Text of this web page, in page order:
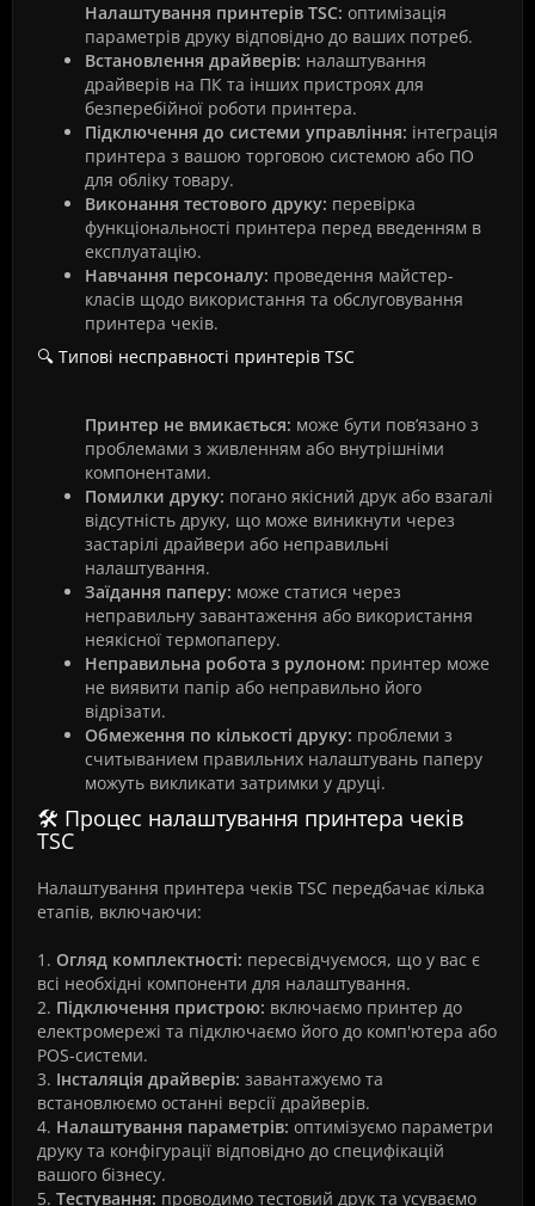
Налаштування принтерів TSC: оптимізація
параметрів друку відповідно до ваших потреб.
Встановлення драйверів: налаштування
драйверів на ПК та інших пристроях для
безперебійної роботи принтера.
Підключення до системи управління: інтеграція
принтера з вашою торговою системою або ПО
для обліку товару.
Виконання тестового друку: перевірка
функціональності принтера перед введенням в
експлуатацію.
Навчання персоналу: проведення майстер-
класів щодо використання та обслуговування
принтера чеків.
🔍 Типові несправності принтерів TSC
Принтер не вмикається: може бути пов’язано з
проблемами з живленням або внутрішніми
компонентами.
Помилки друку: погано якісний друк або взагалі
відсутність друку, що може виникнути через
застарілі драйвери або неправильні
налаштування.
Заїдання паперу: може статися через
неправильну завантаження або використання
неякісної термопаперу.
Неправильна робота з рулоном: принтер може
не виявити папір або неправильно його
відрізати.
Обмеження по кількості друку: проблеми з
считыванием правильних налаштувань паперу
можуть викликати затримки у друці.
🛠️ Процес налаштування принтера чеків
TSC
Налаштування принтера чеків TSC передбачає кілька
етапів, включаючи:
1. Огляд комплектності: пересвідчуємося, що у вас є
всі необхідні компоненти для налаштування.
2. Підключення пристрою: включаємо принтер до
електромережі та підключаємо його до комп'ютера або
POS-системи.
3. Інсталяція драйверів: завантажуємо та
встановлюємо останні версії драйверів.
4. Налаштування параметрів: оптимізуємо параметри
друку та конфігурації відповідно до специфікацій
вашого бізнесу.
5. Тестування: проводимо тестовий друк та усуваємо